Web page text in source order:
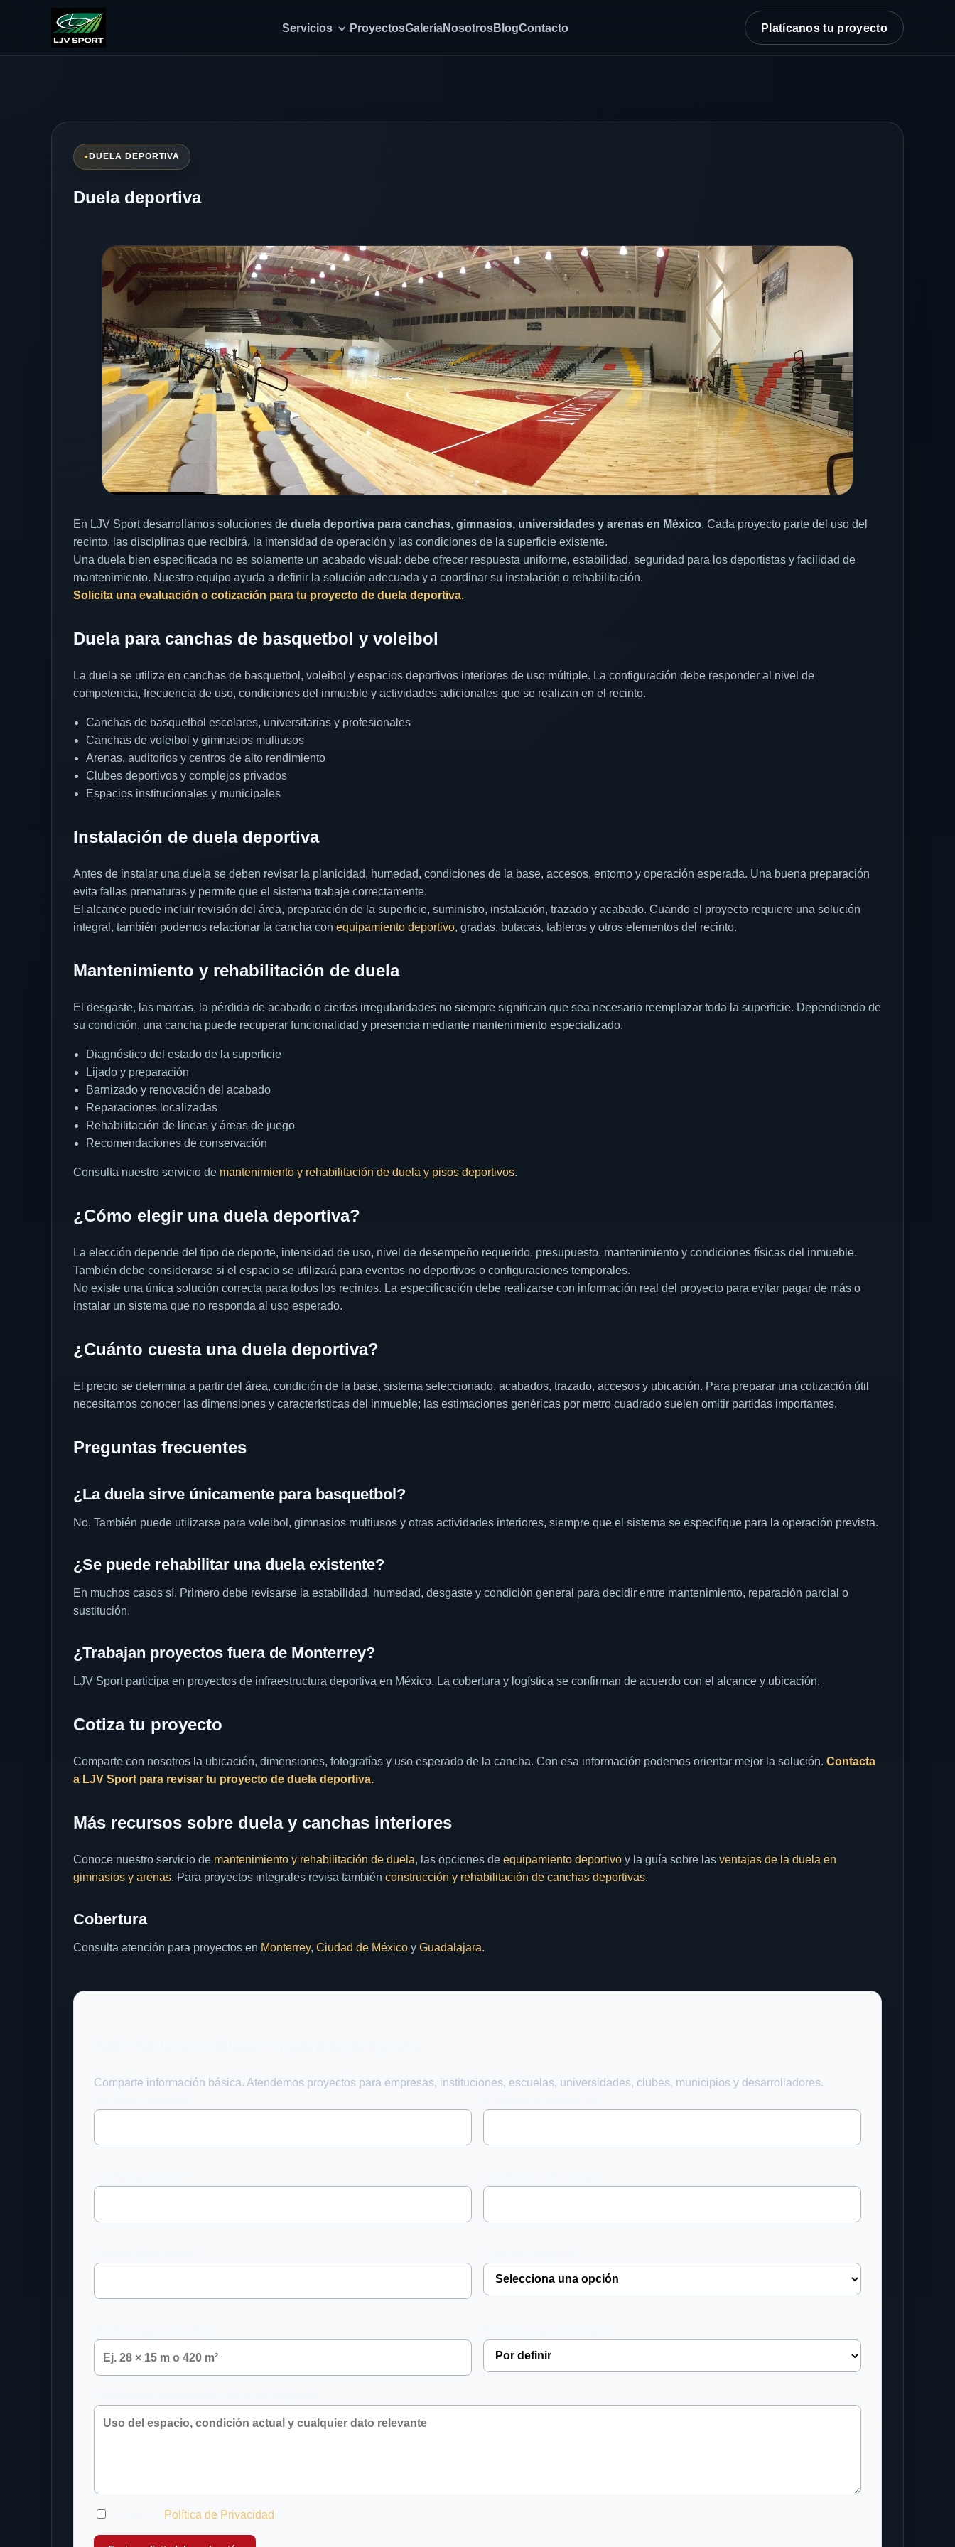
Servicios ProyectosGaleríaNosotrosBlogContacto Platícanos tu proyecto
DUELA DEPORTIVA
Duela deportiva
En LJV Sport desarrollamos soluciones de duela deportiva para canchas, gimnasios, universidades y arenas en México. Cada proyecto parte del uso del
recinto, las disciplinas que recibirá, la intensidad de operación y las condiciones de la superficie existente.
Una duela bien especificada no es solamente un acabado visual: debe ofrecer respuesta uniforme, estabilidad, seguridad para los deportistas y facilidad de
mantenimiento. Nuestro equipo ayuda a definir la solución adecuada y a coordinar su instalación o rehabilitación.
Solicita una evaluación o cotización para tu proyecto de duela deportiva.
Duela para canchas de basquetbol y voleibol
La duela se utiliza en canchas de basquetbol, voleibol y espacios deportivos interiores de uso múltiple. La configuración debe responder al nivel de
competencia, frecuencia de uso, condiciones del inmueble y actividades adicionales que se realizan en el recinto.
Canchas de basquetbol escolares, universitarias y profesionales
Canchas de voleibol y gimnasios multiusos
Arenas, auditorios y centros de alto rendimiento
Clubes deportivos y complejos privados
Espacios institucionales y municipales
Instalación de duela deportiva
Antes de instalar una duela se deben revisar la planicidad, humedad, condiciones de la base, accesos, entorno y operación esperada. Una buena preparación
evita fallas prematuras y permite que el sistema trabaje correctamente.
El alcance puede incluir revisión del área, preparación de la superficie, suministro, instalación, trazado y acabado. Cuando el proyecto requiere una solución
integral, también podemos relacionar la cancha con equipamiento deportivo, gradas, butacas, tableros y otros elementos del recinto.
Mantenimiento y rehabilitación de duela
El desgaste, las marcas, la pérdida de acabado o ciertas irregularidades no siempre significan que sea necesario reemplazar toda la superficie. Dependiendo de
su condición, una cancha puede recuperar funcionalidad y presencia mediante mantenimiento especializado.
Diagnóstico del estado de la superficie
Lijado y preparación
Barnizado y renovación del acabado
Reparaciones localizadas
Rehabilitación de líneas y áreas de juego
Recomendaciones de conservación
Consulta nuestro servicio de mantenimiento y rehabilitación de duela y pisos deportivos.
¿Cómo elegir una duela deportiva?
La elección depende del tipo de deporte, intensidad de uso, nivel de desempeño requerido, presupuesto, mantenimiento y condiciones físicas del inmueble.
También debe considerarse si el espacio se utilizará para eventos no deportivos o configuraciones temporales.
No existe una única solución correcta para todos los recintos. La especificación debe realizarse con información real del proyecto para evitar pagar de más o
instalar un sistema que no responda al uso esperado.
¿Cuánto cuesta una duela deportiva?
El precio se determina a partir del área, condición de la base, sistema seleccionado, acabados, trazado, accesos y ubicación. Para preparar una cotización útil
necesitamos conocer las dimensiones y características del inmueble; las estimaciones genéricas por metro cuadrado suelen omitir partidas importantes.
Preguntas frecuentes
¿La duela sirve únicamente para basquetbol?
No. También puede utilizarse para voleibol, gimnasios multiusos y otras actividades interiores, siempre que el sistema se especifique para la operación prevista.
¿Se puede rehabilitar una duela existente?
En muchos casos sí. Primero debe revisarse la estabilidad, humedad, desgaste y condición general para decidir entre mantenimiento, reparación parcial o
sustitución.
¿Trabajan proyectos fuera de Monterrey?
LJV Sport participa en proyectos de infraestructura deportiva en México. La cobertura y logística se confirman de acuerdo con el alcance y ubicación.
Cotiza tu proyecto
Comparte con nosotros la ubicación, dimensiones, fotografías y uso esperado de la cancha. Con esa información podemos orientar mejor la solución. Contacta
a LJV Sport para revisar tu proyecto de duela deportiva.
Más recursos sobre duela y canchas interiores
Conoce nuestro servicio de mantenimiento y rehabilitación de duela, las opciones de equipamiento deportivo y la guía sobre las ventajas de la duela en
gimnasios y arenas. Para proyectos integrales revisa también construcción y rehabilitación de canchas deportivas.
Cobertura
Consulta atención para proyectos en Monterrey, Ciudad de México y Guadalajara.
Comparte información básica. Atendemos proyectos para empresas, instituciones, escuelas, universidades, clubes, municipios y desarrolladores.
Política de Privacidad